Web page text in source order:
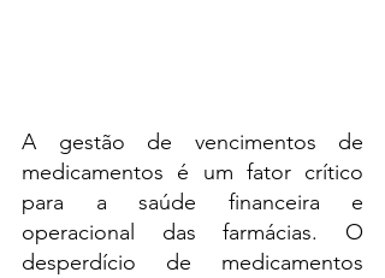
A gestão de vencimentos de
medicamentos é um fator crítico
para a saúde financeira e
operacional das farmácias. O
desperdício de medicamentos